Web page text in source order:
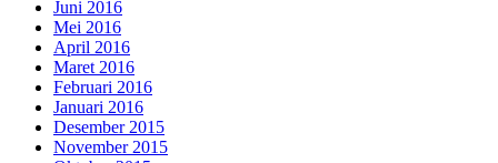
Juni 2016
Mei 2016
April 2016
Maret 2016
Februari 2016
Januari 2016
Desember 2015
November 2015